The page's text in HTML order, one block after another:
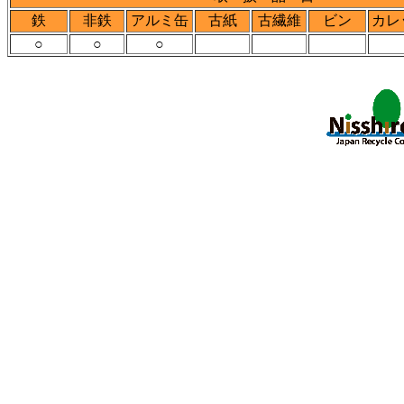
鉄
非鉄 アルミ缶 古紙 古繊維 ビン カレ
○
○ ○